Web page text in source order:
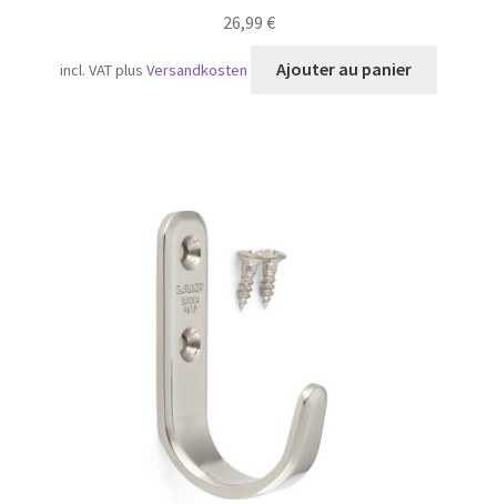
26,99 €
incl. VATplusVersandkosten Ajouter au panier